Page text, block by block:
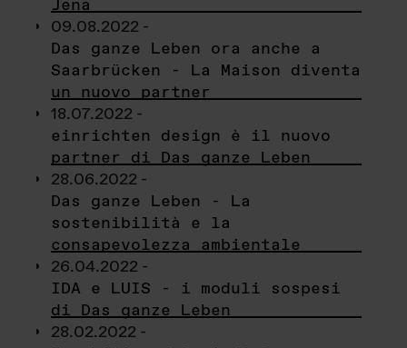
Jena
09.08.2022 -
Das ganze Leben ora anche a
Saarbrücken - La Maison diventa
un nuovo partner
18.07.2022 -
einrichten design è il nuovo
partner di Das ganze Leben
28.06.2022 -
Das ganze Leben - La
sostenibilità e la
consapevolezza ambientale
26.04.2022 -
IDA e LUIS - i moduli sospesi
di Das ganze Leben
28.02.2022 -